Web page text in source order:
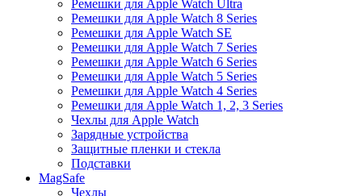
Ремешки для Apple Watch Ultra
Ремешки для Apple Watch 8 Series
Ремешки для Apple Watch SE
Ремешки для Apple Watch 7 Series
Ремешки для Apple Watch 6 Series
Ремешки для Apple Watch 5 Series
Ремешки для Apple Watch 4 Series
Ремешки для Apple Watch 1, 2, 3 Series
Чехлы для Apple Watch
Зарядные устройства
Защитные пленки и стекла
Подставки
MagSafe
Чехлы